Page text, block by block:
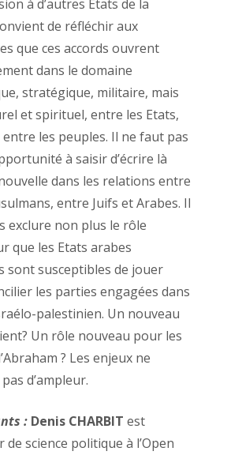
à d’autres Etats de la
de réfléchir aux
que ces accords ouvrent
dans le domaine
stratégique, militaire, mais
et spirituel, entre les Etats,
entre les peuples. Il ne faut pas
à saisir d’écrire là
dans les relations entre
entre Juifs et Arabes. Il
exclure non plus le rôle
que les Etats arabes
sont susceptibles de jouer
les parties engagées dans
palestinien. Un nouveau
Un rôle nouveau pour les
? Les enjeux ne
d’ampleur.
:Denis CHARBIT est
science politique à l’Open